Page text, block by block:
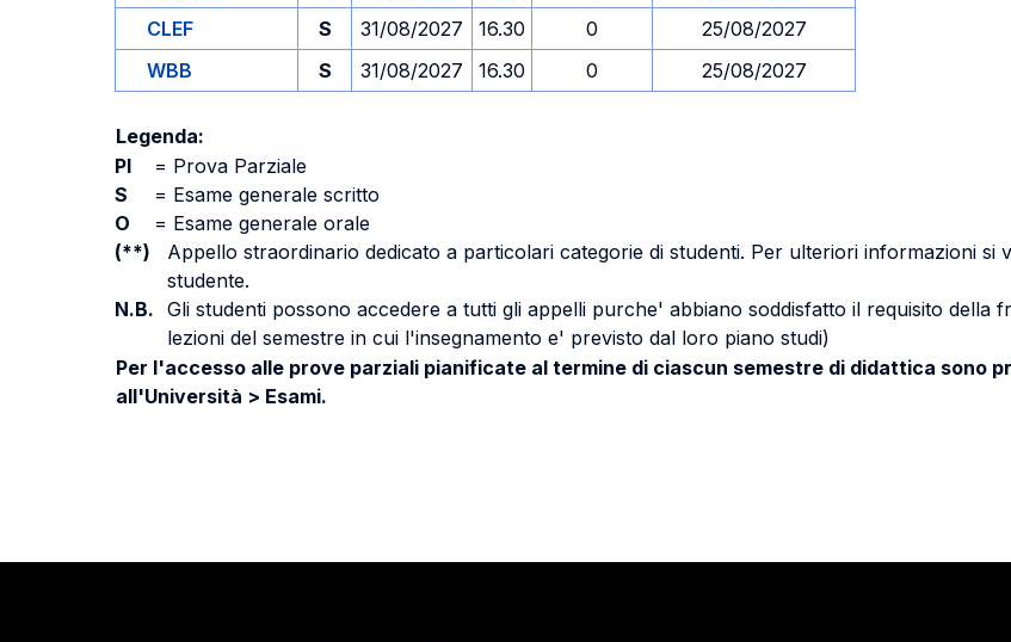
CLEF
S 31/08/2027 16.30 0
25/08/2027
WBB
S 31/08/2027 16.30 0 25/08/2027
Legenda:
PI
= Prova Parziale
S
= Esame generale scritto
O
= Esame generale orale
(**)
Appello straordinario dedicato a particolari categorie di studenti. Per ulteriori informazioni si
studente.
N.B. Gli studenti possono accedere a tutti gli appelli purche' abbiano soddisfatto il requisito della
lezioni del semestre in cui l'insegnamento e' previsto dal loro piano studi)
Per l'accesso alle prove parziali pianificate al termine di ciascun semestre di didattica sono
all'Università > Esami.